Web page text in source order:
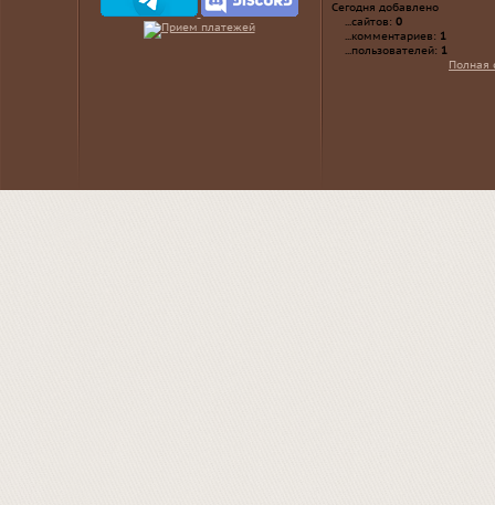
Сегодня добавлено
...сайтов: 0
...комментариев: 1
...пользователей: 1
Полная